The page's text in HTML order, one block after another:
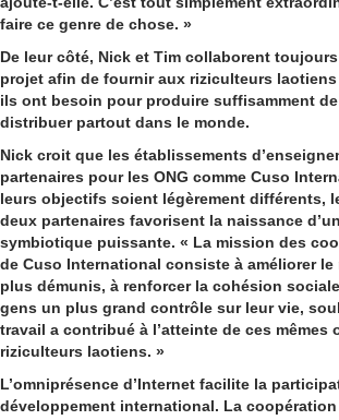
faire ce genre de chose. »
De leur côté, Nick et Tim collaborent
projet afin de fournir aux riziculteurs
ils ont besoin pour produire suffisamment
distribuer partout dans le monde.
Nick croit que les établissements
partenaires pour les ONG comme Cuso
leurs objectifs soient légèrement différents,
deux partenaires favorisent la naissance
symbiotique puissante. « La mission des
de Cuso International consiste à améliorer le
plus démunis, à renforcer la cohésion
gens un plus grand contrôle sur leur vie,
travail a contribué à l’atteinte de ces mêmes
riziculteurs laotiens. »
L’omniprésence d’Internet facilite la
développement international. La